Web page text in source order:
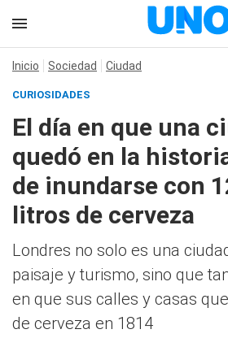
Inicio Sociedad Ciudad
CURIOSIDADES
El día en que una
quedó en la
de inundarse con
litros de cerveza
Londres no solo es una
paisaje y turismo, sino que
en que sus calles y casas
de cerveza en 1814